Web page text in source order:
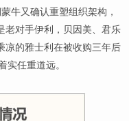
牛又确认重塑组织架构，
老对手伊利，贝因美、君乐
凉的雅士利在被收购三年后
任重道远。